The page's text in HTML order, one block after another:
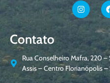
Contato
Rua Conselheiro Mafra, 220
Assis – Centro Florianópolis